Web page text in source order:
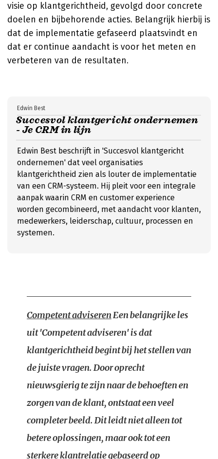
visie op klantgerichtheid, gevolgd door concrete
doelen en bijbehorende acties. Belangrijk hierbij is
dat de implementatie gefaseerd plaatsvindt en
dat er continue aandacht is voor het meten en
verbeteren van de resultaten.
Succesvol klantgericht ondernemen
- Je CRM in lijn
Edwin Best
Edwin Best beschrijft in 'Succesvol klantgericht
ondernemen' dat veel organisaties
klantgerichtheid zien als louter de implementatie
van een CRM-systeem. Hij pleit voor een integrale
aanpak waarin CRM en customer experience
worden gecombineerd, met aandacht voor klanten,
medewerkers, leiderschap, cultuur, processen en
systemen.
Competent adviserenEen belangrijke les
uit 'Competent adviseren' is dat
klantgerichtheid begint bij het stellen van
de juiste vragen. Door oprecht
nieuwsgierig te zijn naar de behoeften en
zorgen van de klant, ontstaat een veel
completer beeld. Dit leidt niet alleen tot
betere oplossingen, maar ook tot een
sterkere klantrelatie gebaseerd op